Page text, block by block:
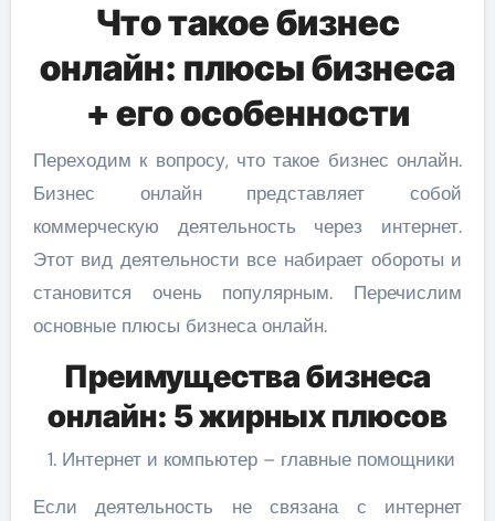
Что такое бизнес
онлайн: плюсы бизнеса
+ его особенности
Переходим к вопросу, что такое бизнес онлайн.
Бизнес онлайн представляет собой
коммерческую деятельность через интернет.
Этот вид деятельности все набирает обороты и
становится очень популярным. Перечислим
основные плюсы бизнеса онлайн.
Преимущества бизнеса
онлайн: 5 жирных плюсов
Интернет и компьютер – главные помощники
Если деятельность не связана с интернет